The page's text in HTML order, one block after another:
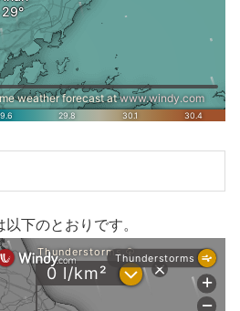
下のとおりです。